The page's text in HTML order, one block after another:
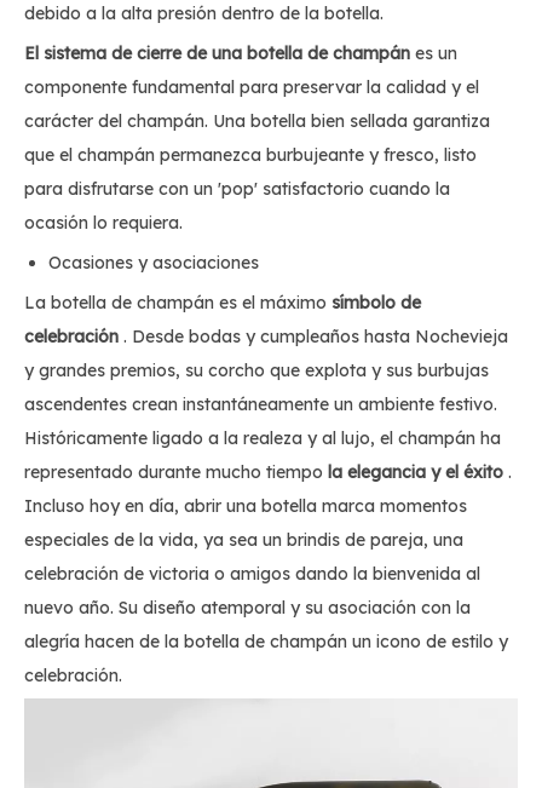
debido a la alta presión dentro de la botella.
El sistema de cierre de una botella de champán es un
componente fundamental para preservar la calidad y el
carácter del champán. Una botella bien sellada garantiza
que el champán permanezca burbujeante y fresco, listo
para disfrutarse con un 'pop' satisfactorio cuando la
ocasión lo requiera.
Ocasiones y asociaciones
La botella de champán es el máximo símbolo de
celebración . Desde bodas y cumpleaños hasta Nochevieja
y grandes premios, su corcho que explota y sus burbujas
ascendentes crean instantáneamente un ambiente festivo.
Históricamente ligado a la realeza y al lujo, el champán ha
representado durante mucho tiempo la elegancia y el éxito .
Incluso hoy en día, abrir una botella marca momentos
especiales de la vida, ya sea un brindis de pareja, una
celebración de victoria o amigos dando la bienvenida al
nuevo año. Su diseño atemporal y su asociación con la
alegría hacen de la botella de champán un icono de estilo y
celebración.